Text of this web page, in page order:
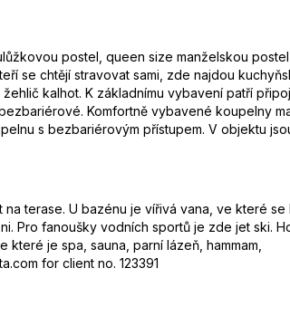
postel, queen size manželskou postel
se chtějí stravovat sami, zde najdou
kalhot. K základnímu vybavení patří
Komfortně vybavené koupelny
s bezbariérovým přístupem. V objektu
terase. U bazénu je vířivá vana, ve které se
Pro fanoušky vodních sportů je zde jet ski.
je spa, sauna, parní lázeň, hammam,
for client no. 123391